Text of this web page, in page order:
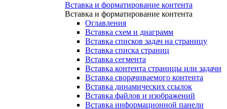
Вставка и форматирование контента
Вставка и форматирование контента
Оглавления
Вставка схем и диаграмм
Вставка списков задач на страницу
Вставка списка страниц
Вставка сегмента
Вставка контента страницы или задачи
Вставка сворачиваемого контента
Вставка динамических ссылок
Вставка файлов и изображений
Вставка информационной панели